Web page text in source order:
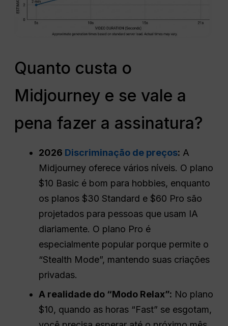
Quanto custa o
Midjourney e se vale a
pena fazer a assinatura?
2026 Discriminação de preços: A
Midjourney oferece vários níveis. O plano
$10 Basic é bom para hobbies, enquanto
os planos $30 Standard e $60 Pro são
projetados para pessoas que usam IA
diariamente. O plano Pro é
especialmente popular porque permite o
“Stealth Mode”, mantendo suas criações
privadas.
A realidade do “Modo Relax”: No plano
$10, quando as horas “Fast” se esgotam,